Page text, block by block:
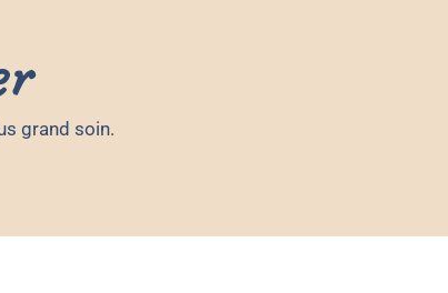
grand soin.